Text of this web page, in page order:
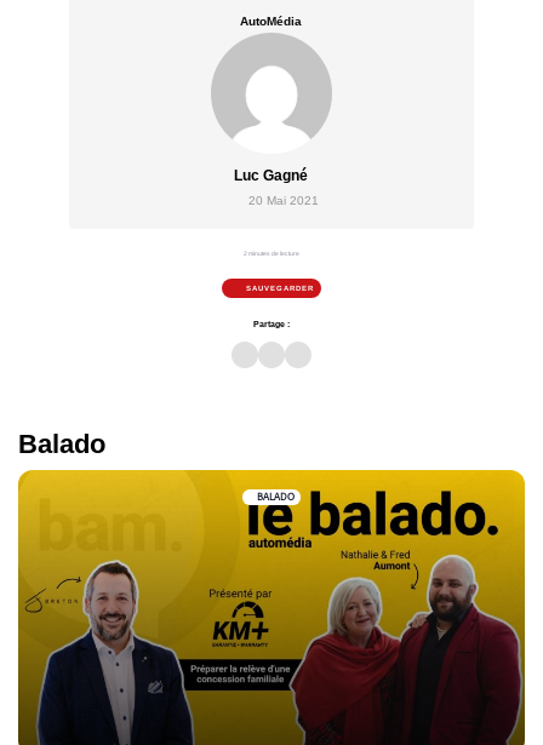
AutoMédia
Luc Gagné
20 Mai 2021
2 minutes de lecture
SAUVEGARDER
Partage :
Balado
BALADO